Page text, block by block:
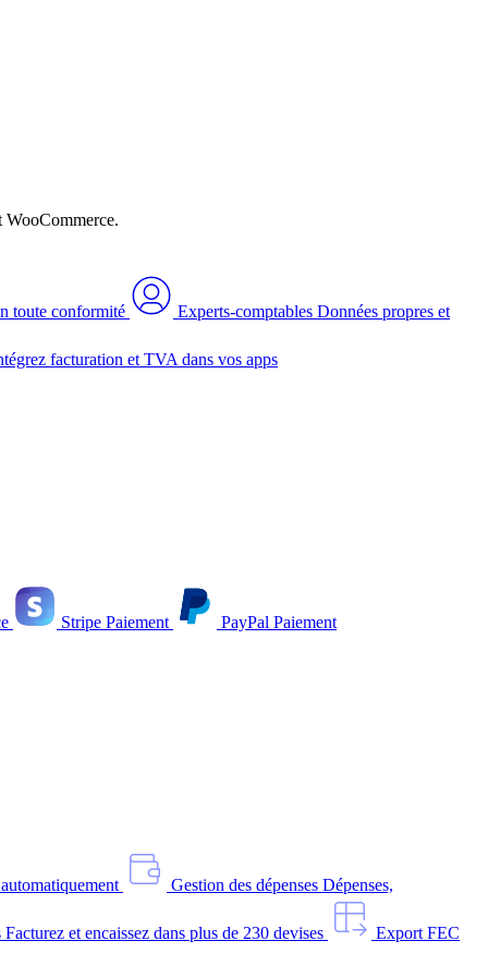
WooCommerce.
toute conformité Experts-comptables Données propres et
facturation et TVA dans vos apps
Stripe Paiement PayPal Paiement
Gestion des dépenses Dépenses,
Facturez et encaissez dans plus de 230 devises
Export FEC